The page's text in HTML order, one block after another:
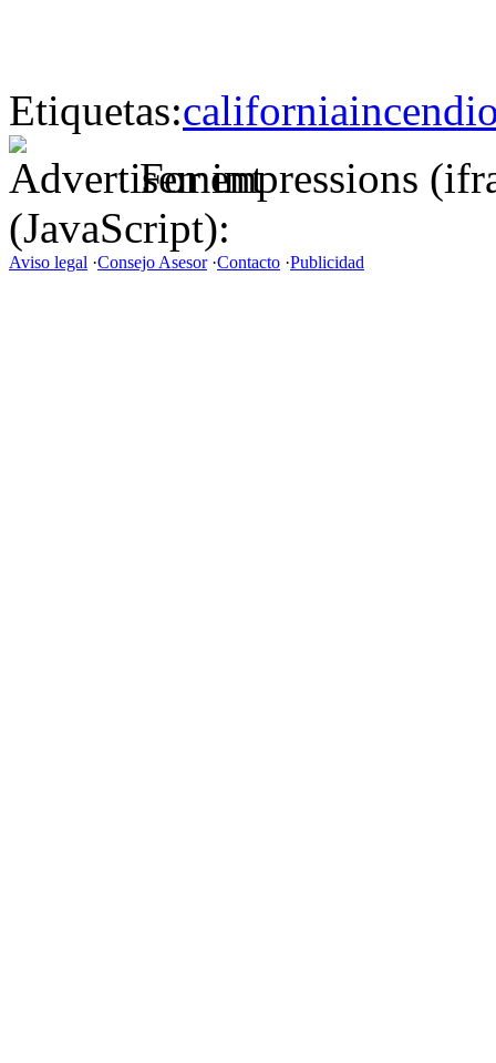
Etiquetas:california
For impressions
(JavaScript):
Aviso legal ·Consejo Asesor·Contacto ·Publicidad